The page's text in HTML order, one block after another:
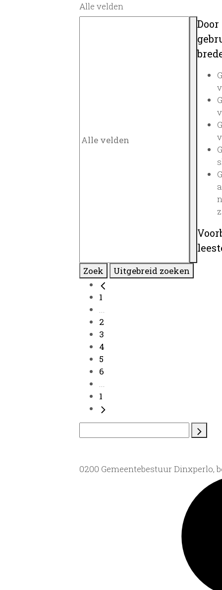
Alle velden
Zoek Uitgebreid zoeken
1
...
2
3
4
5
6
...
1
0200 Gemeentebestuur Dinxperlo,